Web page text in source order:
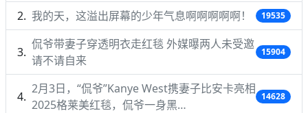
我的天，这溢出屏幕的少年气息啊啊啊啊啊！ 19535
侃爷带妻子穿透明衣走红毯 外媒曝两人未受邀
请不请自来
15904
2月3日，“侃爷”Kanye West携妻子比安卡亮相
2025格莱美红毯，侃爷一身黑…
14628